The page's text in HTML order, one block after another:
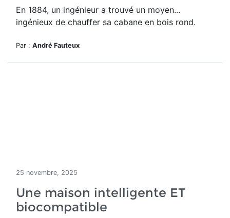
En 1884, un ingénieur a trouvé un moyen...
ingénieux de chauffer sa cabane en bois rond.
Par : André Fauteux
25 novembre, 2025
Une maison intelligente ET
biocompatible